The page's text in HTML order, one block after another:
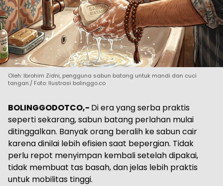
Oleh: Ibrohim Zidni, pengguna sabun batang untuk mandi dan cuci
tangan./ Foto: Ilustrasi bolinggo.co
BOLINGGODOTCO,- Di era yang serba praktis
seperti sekarang, sabun batang perlahan mulai
ditinggalkan. Banyak orang beralih ke sabun cair
karena dinilai lebih efisien saat bepergian. Tidak
perlu repot menyimpan kembali setelah dipakai,
tidak membuat tas basah, dan jelas lebih praktis
untuk mobilitas tinggi.